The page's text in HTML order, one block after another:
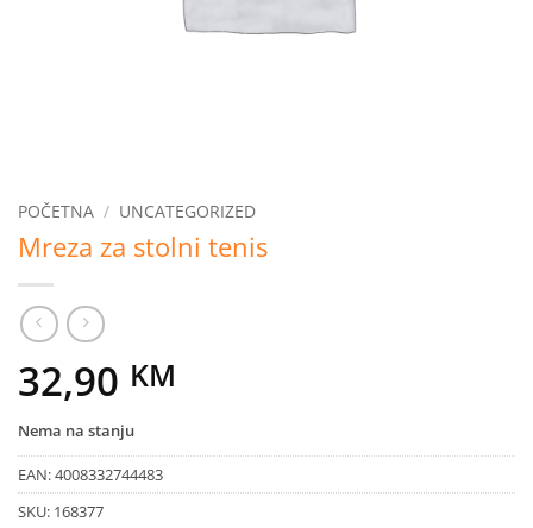
POČETNA / UNCATEGORIZED
Mreza za stolni tenis
32,90 KM
Nema na stanju
EAN:4008332744483
SKU: 168377